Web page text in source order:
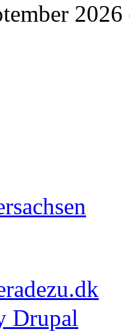
2026
Drupal